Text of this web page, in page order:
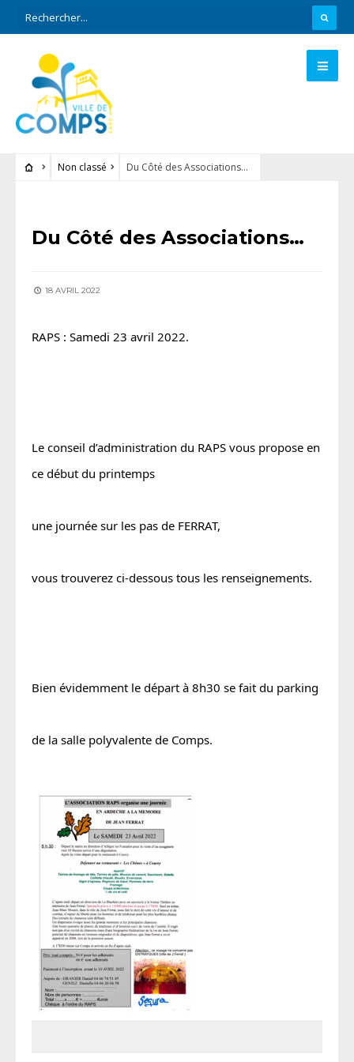
Non classé Du Côté des Associations…
Du Côté des Associations…
18 AVRIL 2022
RAPS : Samedi 23 avril 2022.
Le conseil d’administration du RAPS vous propose en
ce début du printemps
une journée sur les pas de FERRAT,
vous trouverez ci-dessous tous les renseignements.
Bien évidemment le départ à 8h30 se fait du parking
de la salle polyvalente de Comps.